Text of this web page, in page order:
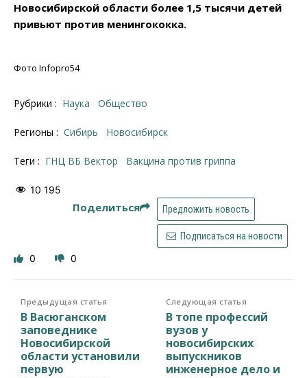
Новосибирской области более 1,5 тысячи детей
привьют против менингококка.
Фото Infopro54
Рубрики : Наука Общество
Регионы : Сибирь Новосибирск
Теги : ГНЦ ВБ Вектор вакцина против гриппа
10 195
Поделиться Предложить новость
Подписаться на новости
0 0
Предыдущая статья
В Васюганском
заповеднике
Новосибирской
области установили
первую
Следующая статья
В топе профессий
вузов у
новосибирских
выпускников
инженерное дело и